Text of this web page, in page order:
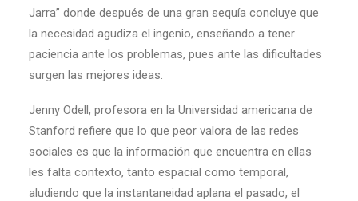
Jarra” donde después de una gran sequía concluye que
la necesidad agudiza el ingenio, enseñando a tener
paciencia ante los problemas, pues ante las dificultades
surgen las mejores ideas.
Jenny Odell, profesora en la Universidad americana de
Stanford refiere que lo que peor valora de las redes
sociales es que la información que encuentra en ellas
les falta contexto, tanto espacial como temporal,
aludiendo que la instantaneidad aplana el pasado, el